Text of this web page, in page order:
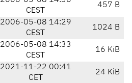
CEST
457 B
2006-05-08 14:29
CEST
1024 B
2006-05-08 14:33
CEST
16 KiB
2021-11-22 00:41
CET
24 KiB